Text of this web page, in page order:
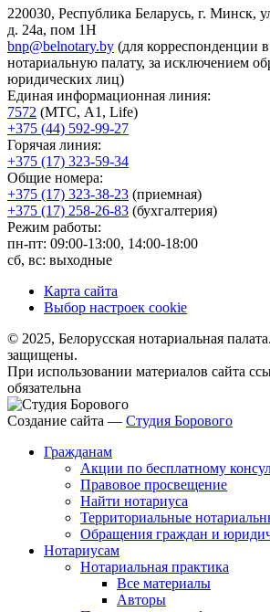
220030, Республика Беларусь, г. Минск,
д. 24а, пом 1Н
bnp@belnotary.by (для корреспонденции
нотариальную палату, за исключением
юридических лиц)
Единая информационная линия:
7572 (МТС, A1, Life)
+375 (44) 592-99-27
Горячая линия:
+375 (17) 323-59-34
Общие номера:
+375 (17) 323-38-23 (приемная)
+375 (17) 258-26-83 (бухгалтерия)
Режим работы:
пн-пт: 09:00-13:00, 14:00-18:00
сб, вс: выходные
Карта сайта
Выбор настроек cookie
© 2025, Белорусская нотариальная
защищены.
При использовании материалов сайта
обязательна
Создание сайта — Студия Борового
Гражданам
Акции по бесплатному
Правовое просвещение
Найти нотариуса
Территориальные
Обращения граждан и
Нотариусам
Нотариальная практика
Все материалы
Авторы